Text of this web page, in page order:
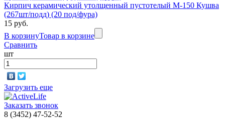
Кирпич керамический утолщенный пустотелый М-150 Кушва
(267шт/подд) (20 под/фура)
15 руб.
В корзинуТовар в корзине
Сравнить
шт
Загрузить еще
Заказать звонок
8 (3452) 47-52-52